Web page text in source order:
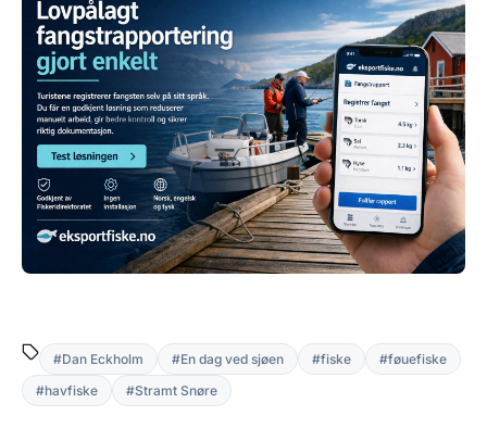
#Dan Eckholm #En dag ved sjøen #fiske
#føuefiske
#havfiske
#Stramt Snøre